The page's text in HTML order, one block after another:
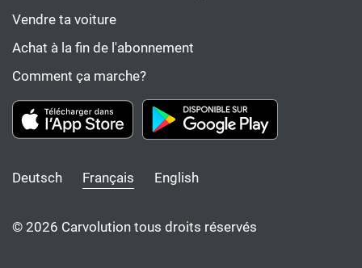
Vendre ta voiture
Achat à la fin de l'abonnement
Comment ça marche?
Deutsch Français English
© 2026 Carvolution tous droits réservés